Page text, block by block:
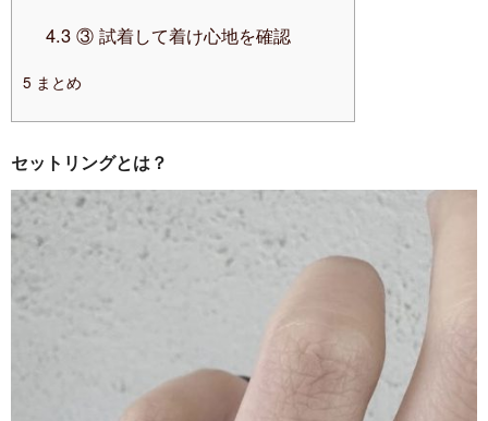
4.3③ 試着して着け心地を確認
5 まとめ
セットリングとは？